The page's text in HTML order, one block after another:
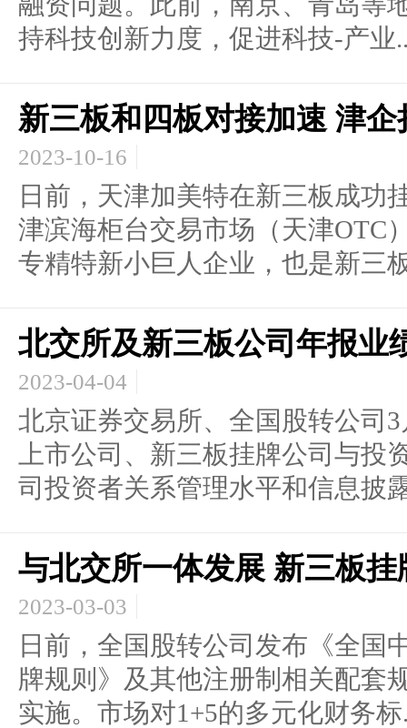
持科技创新力度，促进科技-产业
新三板和四板对接加速 津
2023-10-16
日前，天津加美特在新三板成功
津滨海柜台交易市场（天津OTC
专精特新小巨人企业，也是新三
北交所及新三板公司年报业
2023-04-04
北京证券交易所、全国股转公司
上市公司、新三板挂牌公司与投
司投资者关系管理水平和信息披
与北交所一体发展 新三板
2023-03-03
日前，全国股转公司发布《全国
牌规则》及其他注册制相关配套
实施。市场对1+5的多元化财务标